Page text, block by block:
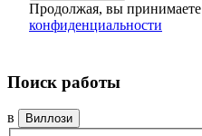
Продолжая, вы принимаете
конфиденциальности
Поиск работы
в Виллози